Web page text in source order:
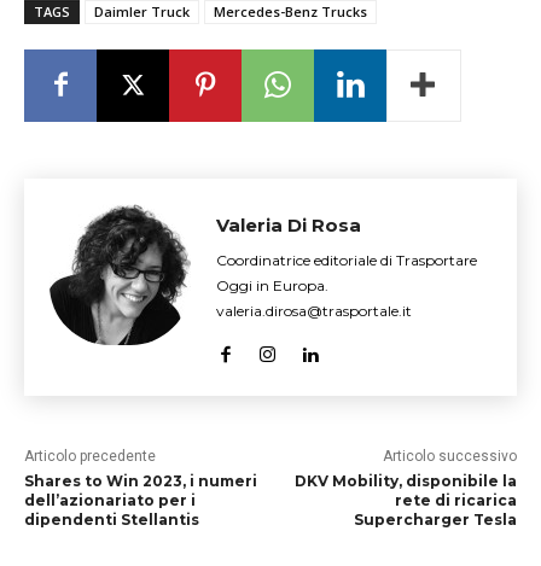
TAGS Daimler Truck Mercedes-Benz Trucks
Valeria Di Rosa
Coordinatrice editoriale di Trasportare
Oggi in Europa.
valeria.dirosa@trasportale.it
Articolo precedente
Shares to Win 2023, i numeri
dell’azionariato per i
dipendenti Stellantis
Articolo successivo
DKV Mobility, disponibile la
rete di ricarica
Supercharger Tesla